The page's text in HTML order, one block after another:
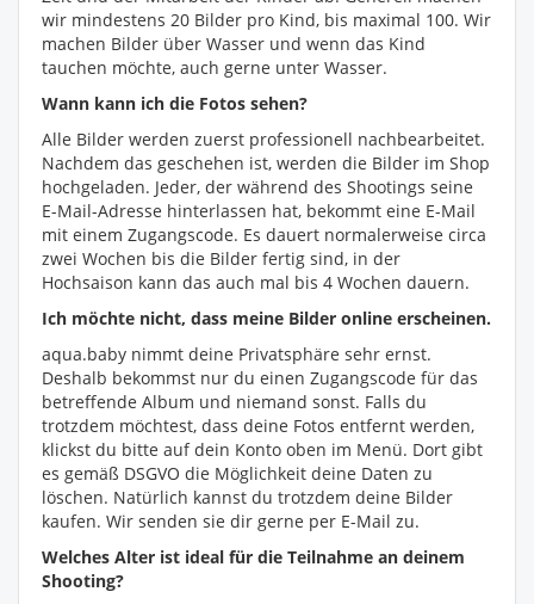
wir mindestens 20 Bilder pro Kind, bis maximal 100. Wir
machen Bilder über Wasser und wenn das Kind
tauchen möchte, auch gerne unter Wasser.
Wann kann ich die Fotos sehen?
Alle Bilder werden zuerst professionell nachbearbeitet.
Nachdem das geschehen ist, werden die Bilder im Shop
hochgeladen. Jeder, der während des Shootings seine
E-Mail-Adresse hinterlassen hat, bekommt eine E-Mail
mit einem Zugangscode. Es dauert normalerweise circa
zwei Wochen bis die Bilder fertig sind, in der
Hochsaison kann das auch mal bis 4 Wochen dauern.
Ich möchte nicht, dass meine Bilder online erscheinen.
aqua.baby nimmt deine Privatsphäre sehr ernst.
Deshalb bekommst nur du einen Zugangscode für das
betreffende Album und niemand sonst. Falls du
trotzdem möchtest, dass deine Fotos entfernt werden,
klickst du bitte auf dein Konto oben im Menü. Dort gibt
es gemäß DSGVO die Möglichkeit deine Daten zu
löschen. Natürlich kannst du trotzdem deine Bilder
kaufen. Wir senden sie dir gerne per E-Mail zu.
Welches Alter ist ideal für die Teilnahme an deinem
Shooting?